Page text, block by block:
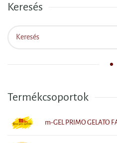
Keresés
Termékcsoportok
m-GEL PRIMO GELATO